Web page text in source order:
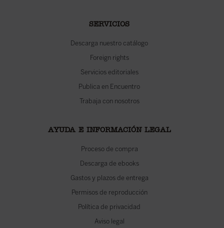
SERVICIOS
Descarga nuestro catálogo
Foreign rights
Servicios editoriales
Publica en Encuentro
Trabaja con nosotros
AYUDA E INFORMACIÓN LEGAL
Proceso de compra
Descarga de ebooks
Gastos y plazos de entrega
Permisos de reproducción
Política de privacidad
Aviso legal